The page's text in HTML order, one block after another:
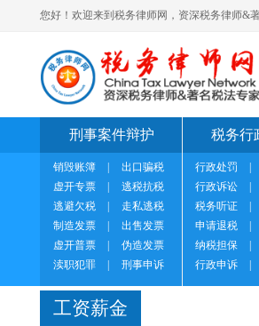
您好！欢迎来到税务律师网，资深税务律师&
刑事案件辩护
销毁账簿
出口骗税
虚开专票
逃税抗税
逃避欠税
走私逃税
制造发票
出售发票
虚开普票
伪造发票
渎职犯罪
刑事申诉
税务行
行政处罚
行政诉讼
税务听证
申请退税
纳税担保
行政申诉
工资薪金